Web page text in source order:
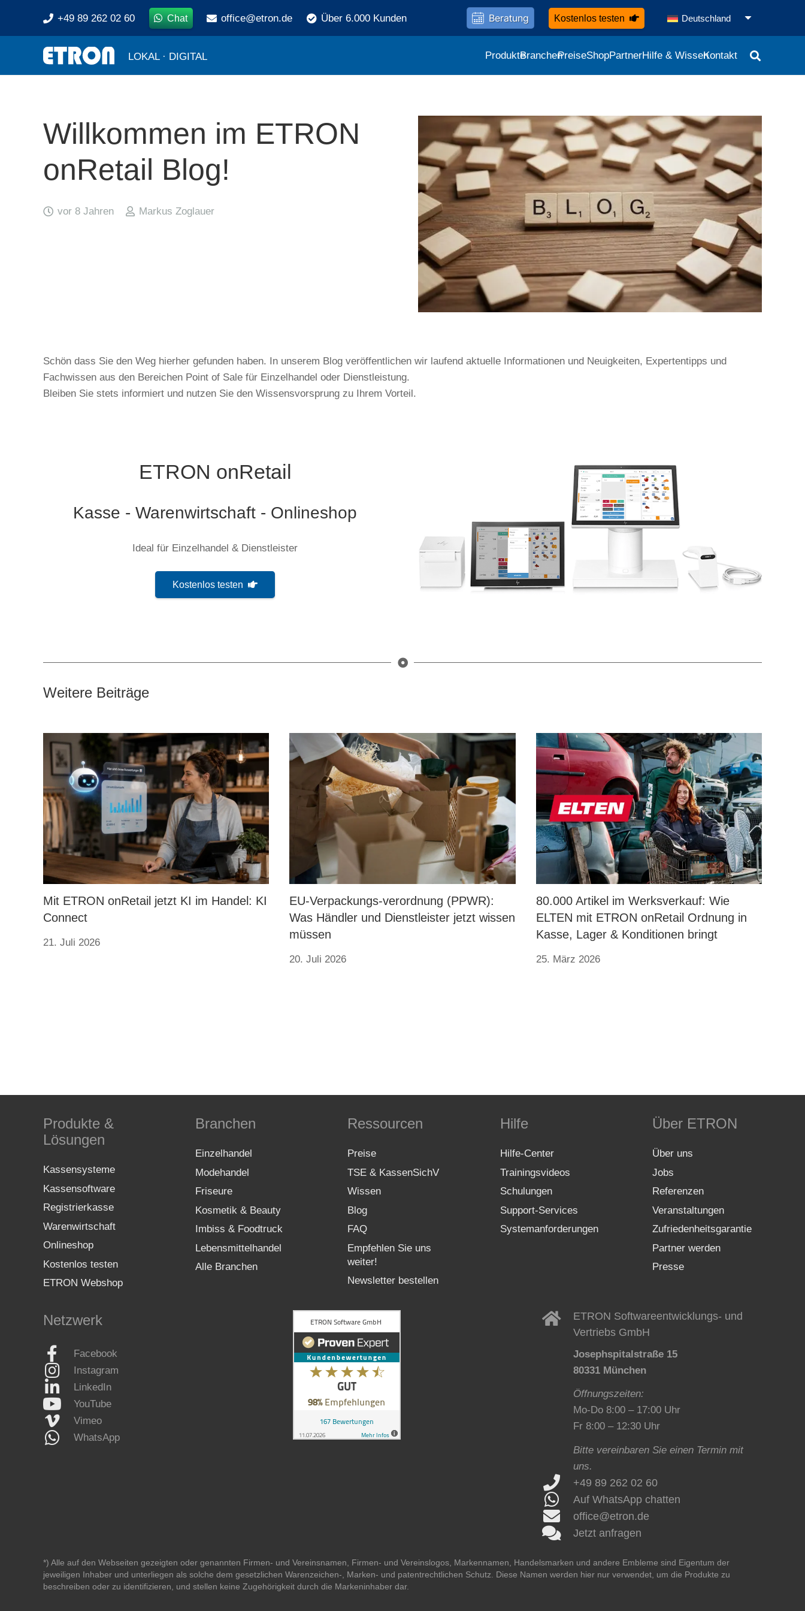
+49 89 262 02 60 Chat office@etron.de Über 6.000 Kunden Beratung Kostenlos testen Deutschland
LOKAL · DIGITAL ProdukteBranchenPreiseShopPartnerHilfe & WissenKontakt
Willkommen im ETRON
onRetail Blog!
vor 8 Jahren Markus Zoglauer
Schön dass Sie den Weg hierher gefunden haben. In unserem Blog veröffentlichen wir laufend aktuelle Informationen und Neuigkeiten, Expertentipps und
Fachwissen aus den Bereichen Point of Sale für Einzelhandel oder Dienstleistung.
Bleiben Sie stets informiert und nutzen Sie den Wissensvorsprung zu Ihrem Vorteil.
ETRON onRetail
Kasse - Warenwirtschaft - Onlineshop
Ideal für Einzelhandel & Dienstleister
Kostenlos testen
Weitere Beiträge
Mit ETRON onRetail jetzt KI im Handel: KI
Connect
21. Juli 2026
EU-Verpackungs-verordnung (PPWR):
Was Händler und Dienstleister jetzt wissen
müssen
20. Juli 2026
80.000 Artikel im Werksverkauf: Wie
ELTEN mit ETRON onRetail Ordnung in
Kasse, Lager & Konditionen bringt
25. März 2026
Produkte &
Lösungen
Kassensysteme
Kassensoftware
Registrierkasse
Warenwirtschaft
Onlineshop
Kostenlos testen
ETRON Webshop
Branchen
Einzelhandel
Modehandel
Friseure
Kosmetik & Beauty
Imbiss & Foodtruck
Lebensmittelhandel
Alle Branchen
Ressourcen
Preise
TSE & KassenSichV
Wissen
Blog
FAQ
Empfehlen Sie uns
weiter!
Newsletter bestellen
Hilfe
Hilfe-Center
Trainingsvideos
Schulungen
Support-Services
Systemanforderungen
Über ETRON
Über uns
Jobs
Referenzen
Veranstaltungen
Zufriedenheitsgarantie
Partner werden
Presse
Netzwerk
Facebook
Instagram
LinkedIn
YouTube
Vimeo
WhatsApp
ETRON Softwareentwicklungs- und
Vertriebs GmbH
Josephspitalstraße 15
80331 München
Öffnungszeiten:
Mo-Do 8:00 – 17:00 Uhr
Fr 8:00 – 12:30 Uhr
Bitte vereinbaren Sie einen Termin mit
uns.
+49 89 262 02 60
Auf WhatsApp chatten
office@etron.de
Jetzt anfragen
*) Alle auf den Webseiten gezeigten oder genannten Firmen- und Vereinsnamen, Firmen- und Vereinslogos, Markennamen, Handelsmarken und andere Embleme sind Eigentum der
jeweiligen Inhaber und unterliegen als solche dem gesetzlichen Warenzeichen-, Marken- und patentrechtlichen Schutz. Diese Namen werden hier nur verwendet, um die Produkte zu
beschreiben oder zu identifizieren, und stellen keine Zugehörigkeit durch die Markeninhaber dar.